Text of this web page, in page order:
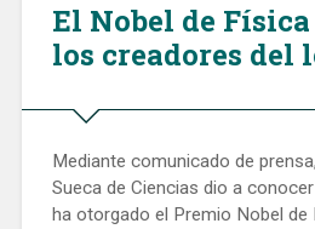
El Nobel de Física
los creadores del
Mediante comunicado de
Sueca de Ciencias dio a
ha otorgado el Premio Nobel